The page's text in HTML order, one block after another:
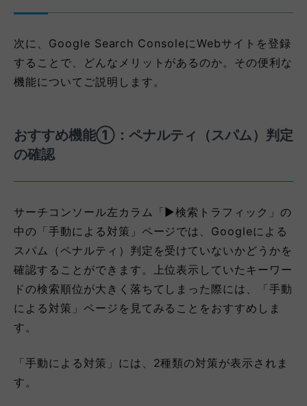
次に、Google Search ConsoleにWebサイトを登録
することで、どんなメリットがあるのか。その便利な
機能についてご説明します。
おすすめ機能①：ペナルティ（スパム）判定
の確認
サーチコンソール左カラム「▶検索トラフィック」の
中の「手動による対策」ページでは、Googleによる
スパム（ペナルティ）判定を受けていないかどうかを
確認することができます。上位表示していたキーワー
ドの検索順位が大きく落ちてしまった際には、「手動
による対策」ページを見てみることをおすすめしま
す。
「手動による対策」には、2種類の対策が表示されま
す。